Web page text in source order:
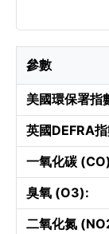
參數
美國環保署指
英國DEFRA
一氧化碳
臭氧 (O3):
二氧化氮